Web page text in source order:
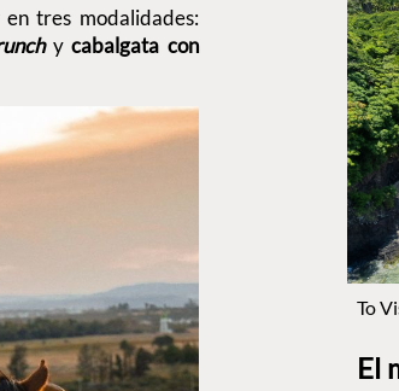
en tres modalidades:
ycabalgata con
To
El